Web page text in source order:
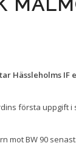
Hässleholms IF
första uppgift i
mot BW 90